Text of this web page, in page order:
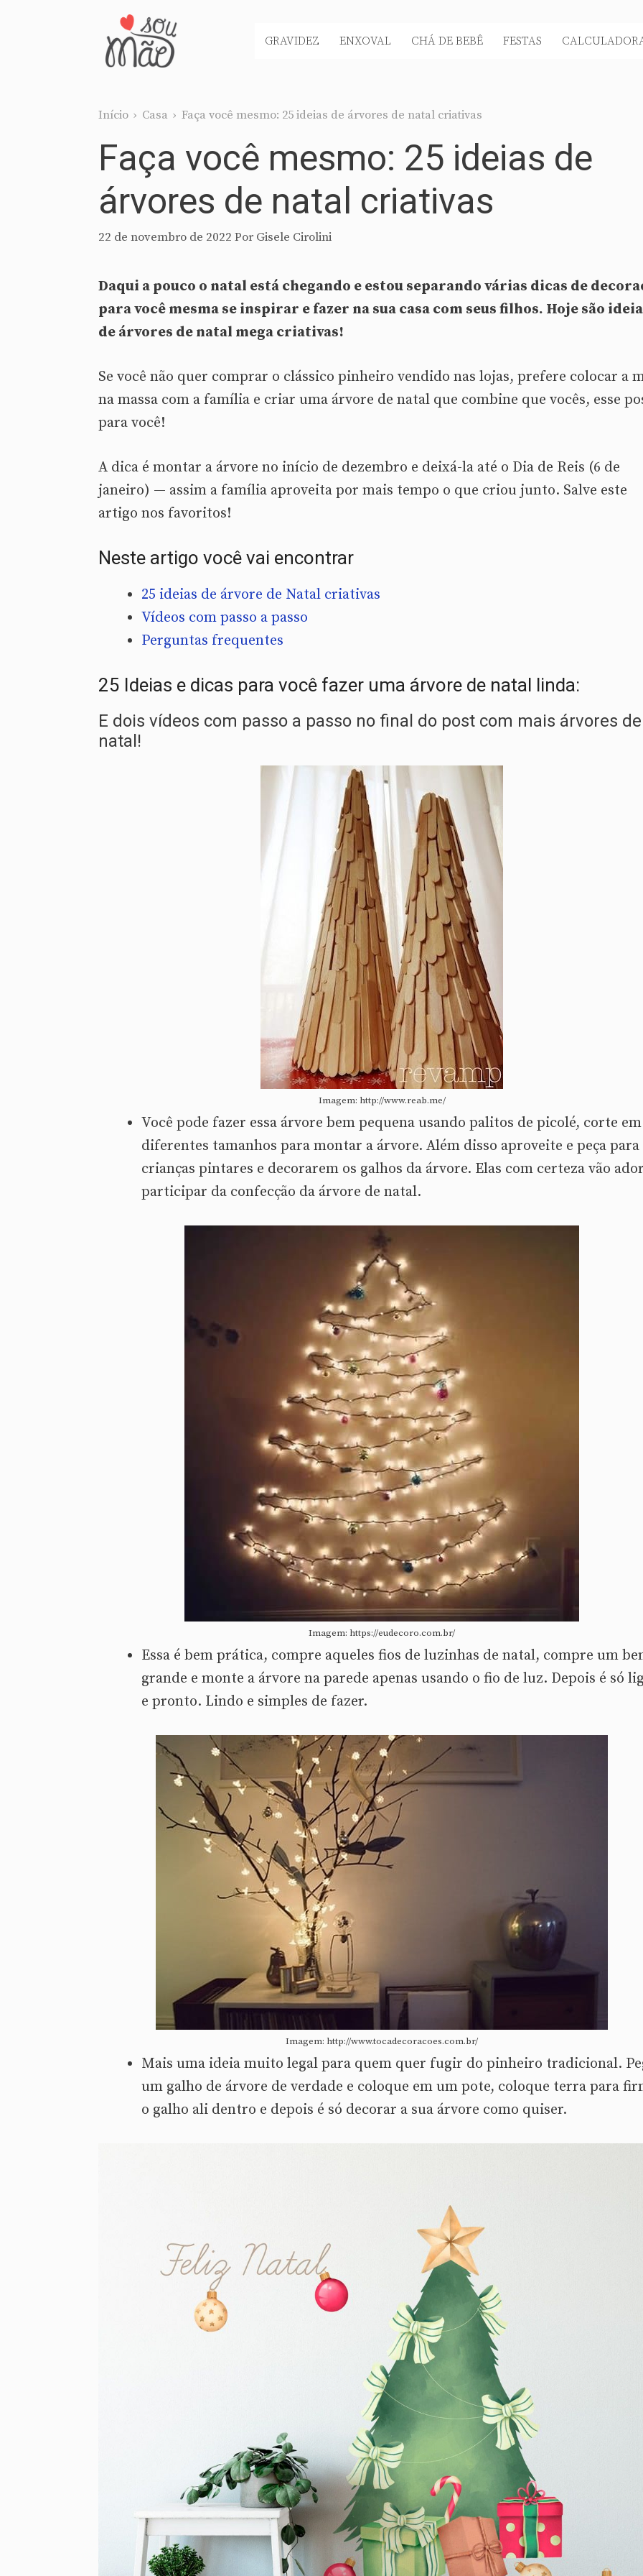
GRAVIDEZ ENXOVAL CHÁ DE BEBÊ FESTAS
Início › Casa › Faça você mesmo: 25 ideias de árvores de natal criativas
Faça você mesmo: 25 ideias de
árvores de natal criativas
22 de novembro de 2022 Por Gisele Cirolini
Daqui a pouco o natal está chegando e estou separando várias dicas de
para você mesma se inspirar e fazer na sua casa com seus filhos. Hoje são
de árvores de natal mega criativas!
Se você não quer comprar o clássico pinheiro vendido nas lojas, prefere colocar a
na massa com a família e criar uma árvore de natal que combine que vocês, esse
para você!
A dica é montar a árvore no início de dezembro e deixá-la até o Dia de Reis (6 de
janeiro) — assim a família aproveita por mais tempo o que criou junto. Salve este
artigo nos favoritos!
Neste artigo você vai encontrar
25 ideias de árvore de Natal criativas
Vídeos com passo a passo
Perguntas frequentes
25 Ideias e dicas para você fazer uma árvore de natal linda:
E dois vídeos com passo a passo no final do post com mais árvores de
natal!
Imagem: http://www.reab.me/
Você pode fazer essa árvore bem pequena usando palitos de picolé, corte em
diferentes tamanhos para montar a árvore. Além disso aproveite e peça para
crianças pintares e decorarem os galhos da árvore. Elas com certeza vão
participar da confecção da árvore de natal.
Imagem: https://eudecoro.com.br/
Essa é bem prática, compre aqueles fios de luzinhas de natal, compre um
grande e monte a árvore na parede apenas usando o fio de luz. Depois é só
e pronto. Lindo e simples de fazer.
Imagem: http://www.tocadecoracoes.com.br/
Mais uma ideia muito legal para quem quer fugir do pinheiro tradicional.
um galho de árvore de verdade e coloque em um pote, coloque terra para
o galho ali dentro e depois é só decorar a sua árvore como quiser.